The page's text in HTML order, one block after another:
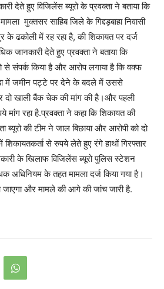
देते हुए विजिलेंस ब्यूरो के प्रवक्ता ने बताया कि
मुक्तसर साहिब जिले के गिद्दड़बाहा निवासी
के ढकोली में रह रहा है, की शिकायत पर दर्ज
जानकारी देते हुए प्रवक्ता ने बताया कि
से संपर्क किया है और आरोप लगाया है कि वक्फ
में जमीन पट्टे पर देने के बदले में उससे
खाली बैंक चेक की मांग की है।और पहली
रहा है.प्रवक्ता ने कहा कि शिकायत की
ब्यूरो की टीम ने जाल बिछाया और आरोपी को दो
शिकायतकर्ता से रुपये लेते हुए रंगे हाथों गिरफ्तार
के खिलाफ विजिलेंस ब्यूरो पुलिस स्टेशन
अधिनियम के तहत मामला दर्ज किया गया है।
और मामले की आगे की जांच जारी है.